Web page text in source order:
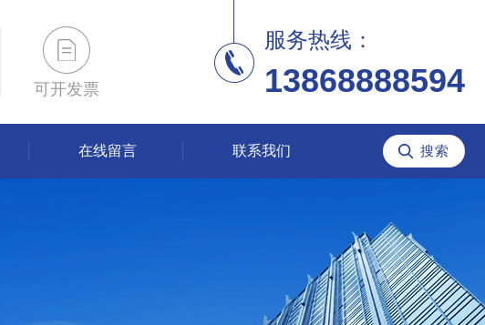
可开发票
服务热线：
13868888594
在线留言 联系我们